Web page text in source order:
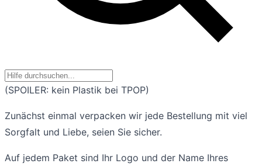
(SPOILER: kein Plastik bei TPOP)
Zunächst einmal verpacken wir jede Bestellung mit viel
Sorgfalt und Liebe, seien Sie sicher.
Auf jedem Paket sind Ihr Logo und der Name Ihres